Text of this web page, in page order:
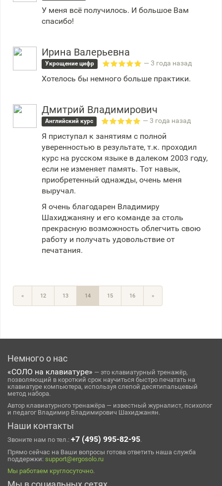
У меня всё получилось. И большое Вам
спасибо!
Ирина Валерьевна
Укрощение цифр — 3 года назад
Хотелось бы немного больше практики.
Дмитрий Владимирович
Английский курс — 3 года назад
Я приступал к занятиям с полной
уверенностью в результате, т.к. проходил
курс на русском языке в далеком 2003 году,
если не изменяет память. Тот навык,
приобретенный однажды, очень меня
выручал.
Я очень благодарен Владимиру
Шахиджаняну и его команде за столь
прекрасную возможность облегчить свою
работу и получать удовольствие от
печатания.
« 12 13 14 15 16 »
Немного о нас
«СОЛО на клавиатуре» — это клавиатурный тренажёр,
позволяющий в короткий срок научиться быстро печатать на
клавиатуре компьютера, используя слепой десятипальцевый
метод набора.
Автор клавиатурного тренажёра — известный журналист, психолог
и педагог Владимир Владимирович Шахиджанян.
Наши контакты
Звоните нам по тел.: +7 (495) 995-82-95.
Прямо сейчас на Ваши вопросы готова ответить наша служба
поддержки: support@ergosolo.ru
Мы работаем круглосуточно.